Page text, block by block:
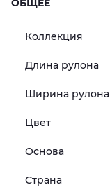
Коллекция
Длина рулона
Ширина рулона
Цвет
Основа
Страна